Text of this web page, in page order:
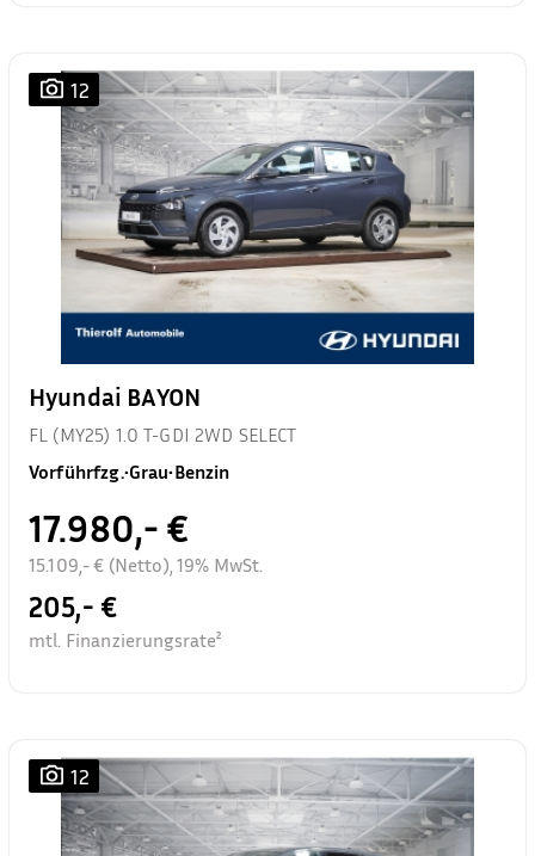
12
Hyundai BAYON
FL (MY25) 1.0 T-GDI 2WD SELECT
Vorführfzg.•Grau•Benzin
17.980,- €
15.109,- € (Netto), 19% MwSt.
205,- €
mtl. Finanzierungsrate²
12